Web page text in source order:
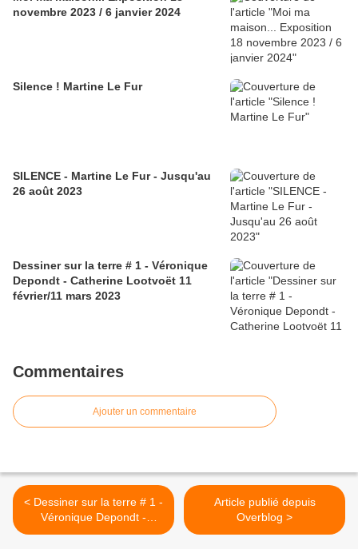
novembre 2023 / 6 janvier 2024
Silence ! Martine Le Fur
SILENCE - Martine Le Fur - Jusqu'au
26 août 2023
Dessiner sur la terre # 1 - Véronique
Depondt - Catherine Lootvoët 11
février/11 mars 2023
Commentaires
Ajouter un commentaire
< Dessiner sur la terre # 1 -
Véronique Depondt -
Catherine Lootvoët 11
Article publié depuis
Overblog >